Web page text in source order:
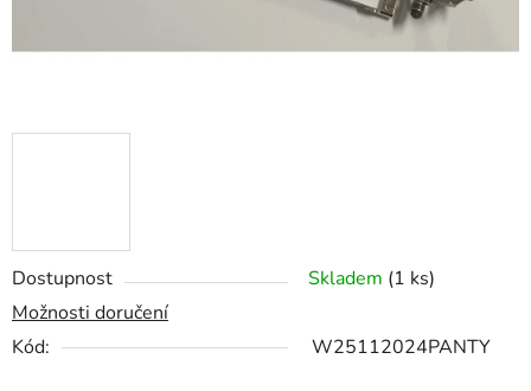
Dostupnost Skladem (1 ks)
Možnosti doručení
Kód:
W25112024PANTY